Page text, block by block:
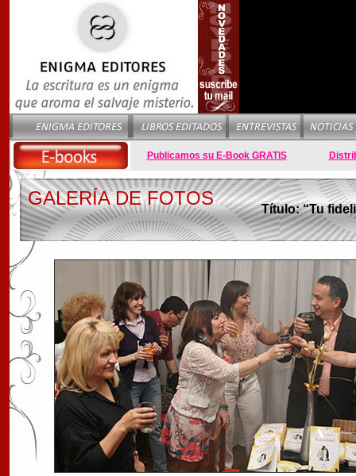
Publicamos su E-Book GRATIS
GALERÍA DE FOTOS
Título:“Tu